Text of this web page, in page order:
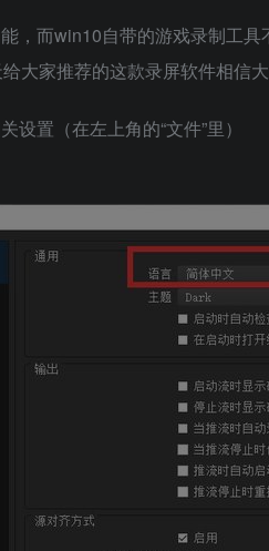
，而win10自带的游戏录制工
大家推荐的这款录屏软件相信
设置（在左上角的“文件”里）